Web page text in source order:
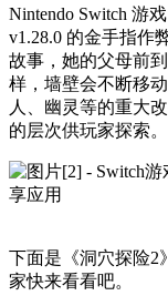
Nintendo Switch 游
v1.28.0 的金手指作
故事，她的父母前
样，墙壁会不断移
人、幽灵等的重大
的层次供玩家探索。
下面是《洞穴探险2
家快来看看吧。